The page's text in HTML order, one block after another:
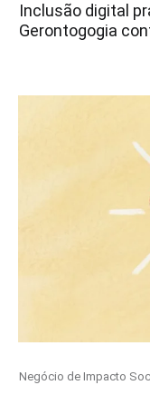
Inclusão digital
Gerontogogia
Category
Negócio de Impacto